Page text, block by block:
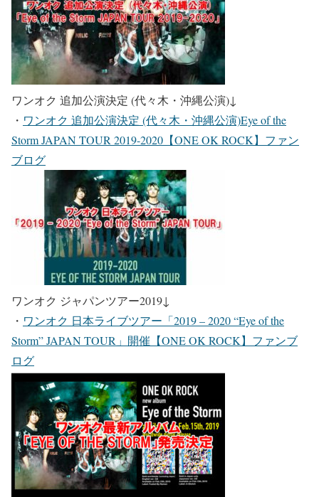
ワンオク 追加公演決定 (代々木・沖縄公演)↓
・ ワンオク 追加公演決定 (代々木・沖縄公演)Eye of the
Storm JAPAN TOUR 2019-2020【ONE OK ROCK】ファン
ブログ
ワンオク ジャパンツアー2019↓
・ ワンオク 日本ライブツアー「2019 – 2020 “Eye of the
Storm” JAPAN TOUR」開催【ONE OK ROCK】ファンブ
ログ